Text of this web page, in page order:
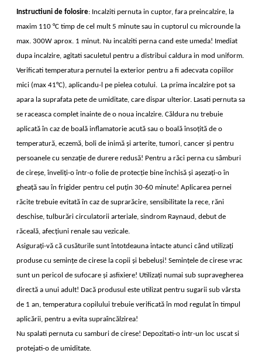
Instructiuni de folosire: Incalziti pernuta in cuptor, fara preincalzire, la
maxim 110 °C timp de cel mult 5 minute sau in cuptorul cu microunde la
max. 300W aprox. 1 minut. Nu incalziti perna cand este umeda! Imediat
dupa incalzire, agitati saculetul pentru a distribui caldura in mod uniform.
Verificati temperatura pernutei la exterior pentru a fi adecvata copiilor
mici (max 41°C), aplicandu-l pe pielea cotului. La prima incalzire pot sa
apara la suprafata pete de umiditate, care dispar ulterior. Lasati pernuta sa
se raceasca complet inainte de o noua incalzire. Căldura nu trebuie
aplicată în caz de boală inflamatorie acută sau o boală însoțită de o
temperatură, eczemă, boli de inimă și arterite, tumori, cancer și pentru
persoanele cu senzație de durere redusă! Pentru a răci perna cu sâmburi
de cireșe, înveliți-o într-o folie de protecție bine închisă și așezați-o în
gheață sau în frigider pentru cel puțin 30-60 minute! Aplicarea pernei
răcite trebuie evitată în caz de suprarăcire, sensibilitate la rece, răni
deschise, tulburări circulatorii arteriale, sindrom Raynaud, debut de
răceală, afecțiuni renale sau vezicale.
Asigurați-vă că cusăturile sunt întotdeauna intacte atunci când utilizați
produse cu semințe de cirese la copii și bebeluși! Semințele de cirese vrac
sunt un pericol de sufocare și asfixiere! Utilizați numai sub supravegherea
directă a unui adult! Dacă produsul este utilizat pentru sugarii sub vârsta
de 1 an, temperatura copilului trebuie verificată în mod regulat în timpul
aplicării, pentru a evita supraîncălzirea!
Nu spalati pernuta cu samburi de cirese! Depozitati-o intr-un loc uscat si
protejati-o de umiditate.